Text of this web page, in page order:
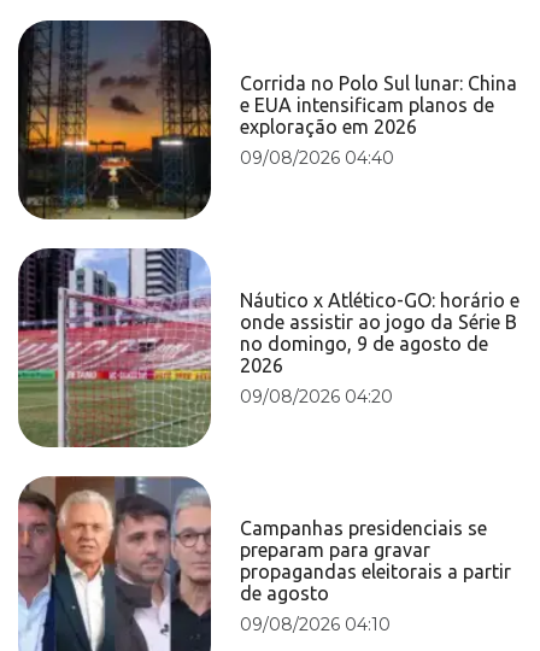
Corrida no Polo Sul lunar: China
e EUA intensificam planos de
exploração em 2026
09/08/2026 04:40
Náutico x Atlético-GO: horário e
onde assistir ao jogo da Série B
no domingo, 9 de agosto de
2026
09/08/2026 04:20
Campanhas presidenciais se
preparam para gravar
propagandas eleitorais a partir
de agosto
09/08/2026 04:10